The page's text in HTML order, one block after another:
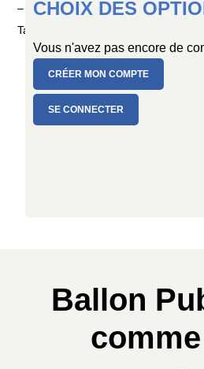
– PC de 100 ballons
Taille : Ø 15 cm
CHOIX DES
Vous n'avez pas encore de
CRÉER MON COMPTE
SE CONNECTER
Ballon